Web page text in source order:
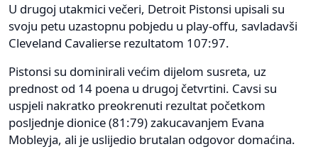
U drugoj utakmici večeri, Detroit Pistonsi upisali su
svoju petu uzastopnu pobjedu u play-offu, savladavši
Cleveland Cavalierse rezultatom 107:97.
Pistonsi su dominirali većim dijelom susreta, uz
prednost od 14 poena u drugoj četvrtini. Cavsi su
uspjeli nakratko preokrenuti rezultat početkom
posljednje dionice (81:79) zakucavanjem Evana
Mobleyja, ali je uslijedio brutalan odgovor domaćina.